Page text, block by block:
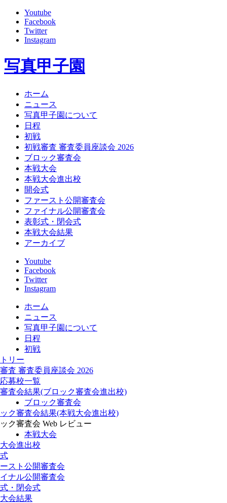
Youtube
Facebook
Twitter
Instagram
写真甲子園
ホーム
ニュース
写真甲子園について
日程
初戦
初戦審査 審査委員座談会 2026
ブロック審査会
本戦大会
本戦大会進出校
開会式
ファースト公開審査会
ファイナル公開審査会
表彰式・閉会式
本戦大会結果
アーカイブ
Youtube
Facebook
Twitter
Instagram
ホーム
ニュース
写真甲子園について
日程
初戦
リー
査 審査委員座談会 2026
募校一覧
査会結果(ブロック審査会進出校)
ブロック審査会
ク審査会結果(本戦大会進出校)
ク審査会 Web レビュー
本戦大会
会進出校
スト公開審査会
ナル公開審査会
・閉会式
会結果